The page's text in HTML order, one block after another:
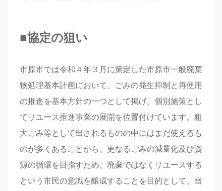
■協定の狙い
市原市では令和４年３月に策定した市原市一般廃棄
物処理基本計画において、ごみの発生抑制と再使用
の推進を基本方針の一つとして掲げ、個別施策とし
てリユース推進事業の展開を位置付けています。粗
大ごみ等として出されるものの中にはまだ使えるも
のが多くあることから、更なるごみの減量化及び資
源の循環を目指すため、廃棄ではなくリユースする
という市民の意識を醸成することを目的として、当